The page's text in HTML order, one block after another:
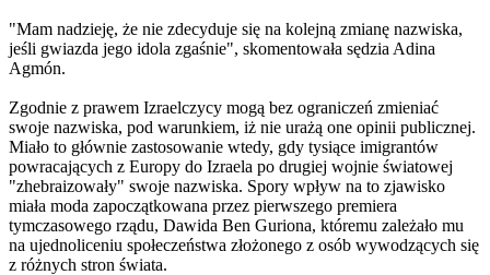
"Mam nadzieję, że nie zdecyduje się na kolejną zmianę nazwiska,
jeśli gwiazda jego idola zgaśnie", skomentowała sędzia Adina
Agmón.
Zgodnie z prawem Izraelczycy mogą bez ograniczeń zmieniać
swoje nazwiska, pod warunkiem, iż nie urażą one opinii publicznej.
Miało to głównie zastosowanie wtedy, gdy tysiące imigrantów
powracających z Europy do Izraela po drugiej wojnie światowej
"zhebraizowały" swoje nazwiska. Spory wpływ na to zjawisko
miała moda zapoczątkowana przez pierwszego premiera
tymczasowego rządu, Dawida Ben Guriona, któremu zależało mu
na ujednoliceniu społeczeństwa złożonego z osób wywodzących się
z różnych stron świata.